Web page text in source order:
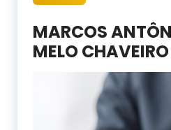
MARCOS
MELO CHAVEIRO